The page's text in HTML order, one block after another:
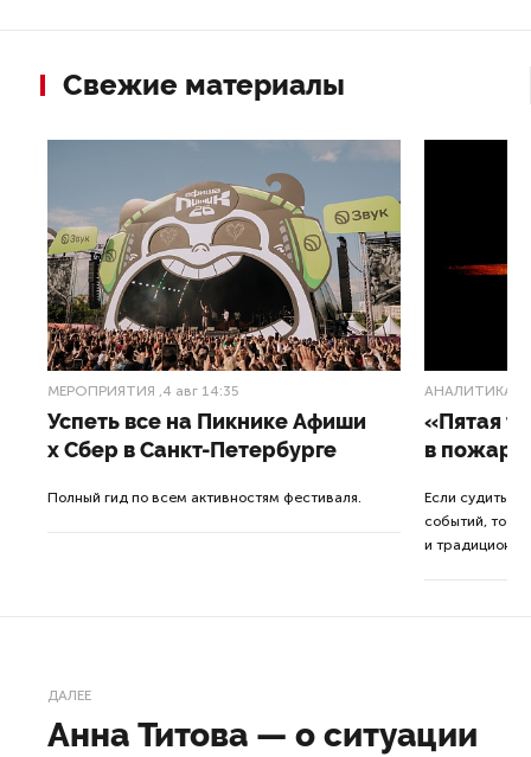
Свежие материалы
МЕРОПРИЯТИЯ ,4 авг 14:35
Успеть все на Пикнике Афиши
x Сбер в Санкт-Петербурге
Полный гид по всем активностям фестиваля.
АНАЛИТИКА
«Пятая
в
Если судить
событий, то
и
ДАЛЕЕ
Анна Титова — о ситуации